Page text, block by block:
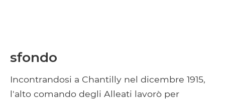
sfondo
Incontrandosi a Chantilly nel dicembre 1915,
l'alto comando degli Alleati lavorò per